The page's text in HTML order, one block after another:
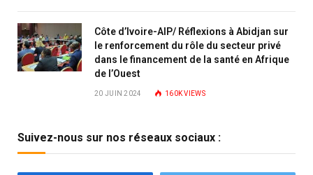
Côte d’Ivoire-AIP/ Réflexions à Abidjan sur
le renforcement du rôle du secteur privé
dans le financement de la santé en Afrique
de l’Ouest
20 JUIN 2024 160KVIEWS
Suivez-nous sur nos réseaux sociaux :